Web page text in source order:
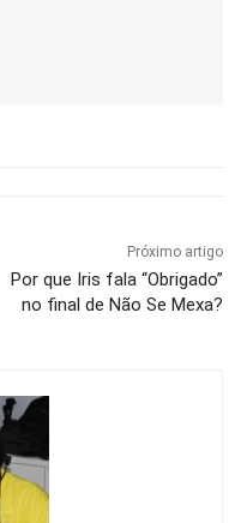
Próximo artigo
Por que Iris fala “Obrigado”
no final de Não Se Mexa?